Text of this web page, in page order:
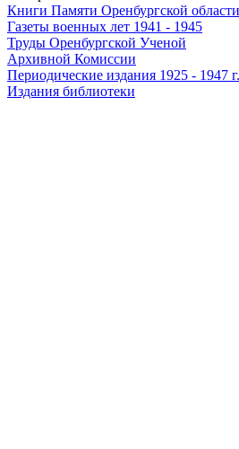
Книги Памяти Оренбургской области
Газеты военных лет 1941 - 1945
Труды Оренбургской Ученой
Архивной Комиссии
Периодические издания 1925 - 1947 г.
Издания библиотеки